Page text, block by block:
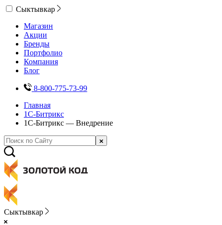
Сыктывкар
Магазин
Акции
Бренды
Портфолио
Компания
Блог
8-800-775-73-99
Главная
1С-Битрикс
1С-Битрикс — Внедрение
Сыктывкар